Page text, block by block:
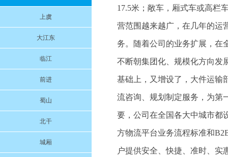
上虞
大江东
临江
前进
蜀山
北干
城厢
17.5米；敞车，厢式车或高栏
营范围越来越广，在几年的运
务。随着公司的业务扩展，在
不断朝集团化、规模化方向发
基础上，又增设了，大件运输
流咨询、规划制定服务，为第
要，公司在全国各大中城市都
方物流平台业务流程标准和
户提供安全、快捷、准时、